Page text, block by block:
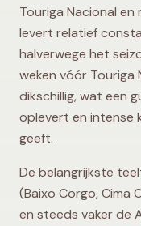
Touriga Nacional
levert relatief
halverwege het
weken vóór Touriga
dikschillig, wat een
oplevert en intense
geeft.
De belangrijkste
(Baixo Corgo, Cima
en steeds vaker de